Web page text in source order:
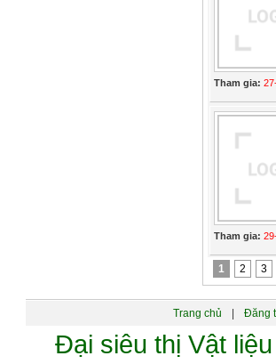
Tham gia:
Tham gia:
1 2 3
Trang chủ | Đăng
Đại siêu thị Vật